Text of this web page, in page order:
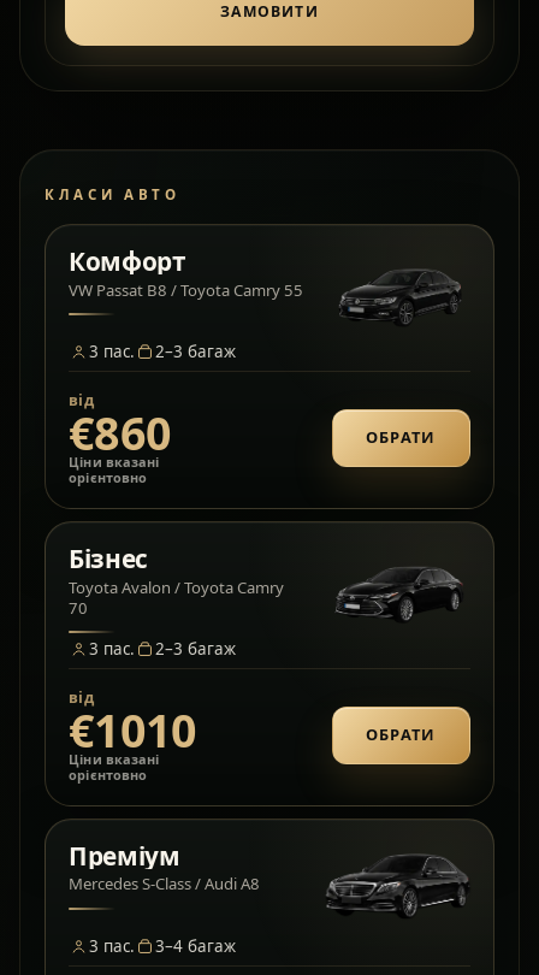
ЗАМОВИТИ
КЛАСИ АВТО
Комфорт
VW Passat B8 / Toyota Camry 55
3 пас. 2–3 багаж
від
€860
Ціни вказані
орієнтовно
ОБРАТИ
Бізнес
Toyota Avalon / Toyota Camry
70
3 пас. 2–3 багаж
від
€1010
Ціни вказані
орієнтовно
ОБРАТИ
Преміум
Mercedes S-Class / Audi A8
3 пас. 3–4 багаж